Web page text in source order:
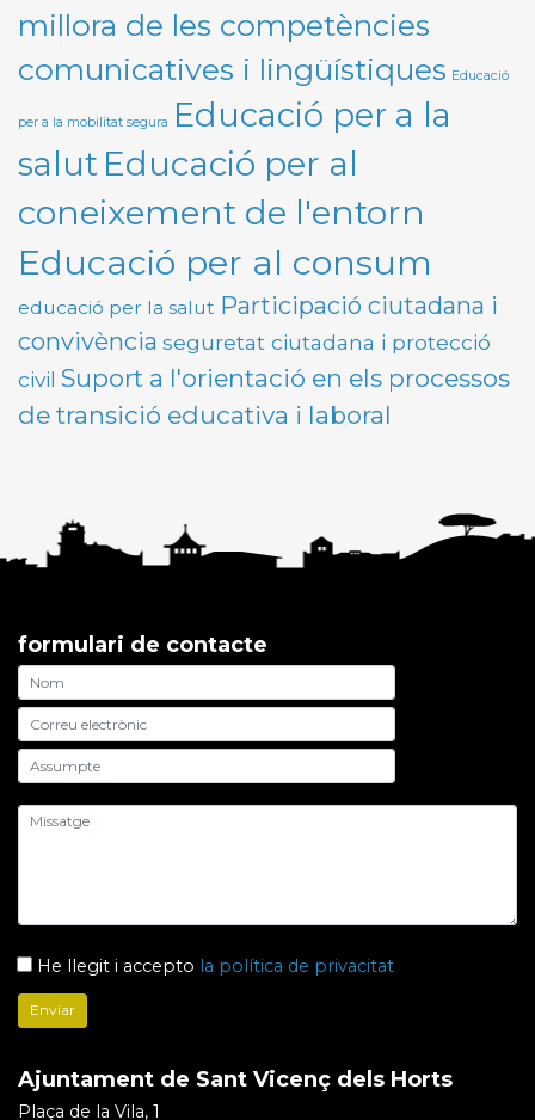
millora de les competències
comunicatives i lingüístiques Educació
per a la mobilitat segura
Educació per a la
salut Educació per al
coneixement de l'entorn
Educació per al consum
educació per la salut Participació ciutadana i
convivència seguretat ciutadana i protecció
civil Suport a l'orientació en els processos
de transició educativa i laboral
formulari de contacte
He llegit i accepto la política de privacitat
Ajuntament de Sant Vicenç dels Horts
Plaça de la Vila, 1